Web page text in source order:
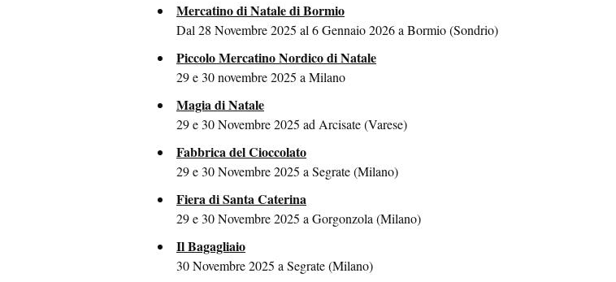
Mercatino di Natale di Bormio
Dal 28 Novembre 2025 al 6 Gennaio 2026 a Bormio (Sondrio)
Piccolo Mercatino Nordico di Natale
29 e 30 novembre 2025 a Milano
Magia di Natale
29 e 30 Novembre 2025 ad Arcisate (Varese)
Fabbrica del Cioccolato
29 e 30 Novembre 2025 a Segrate (Milano)
Fiera di Santa Caterina
29 e 30 Novembre 2025 a Gorgonzola (Milano)
Il Bagagliaio
30 Novembre 2025 a Segrate (Milano)